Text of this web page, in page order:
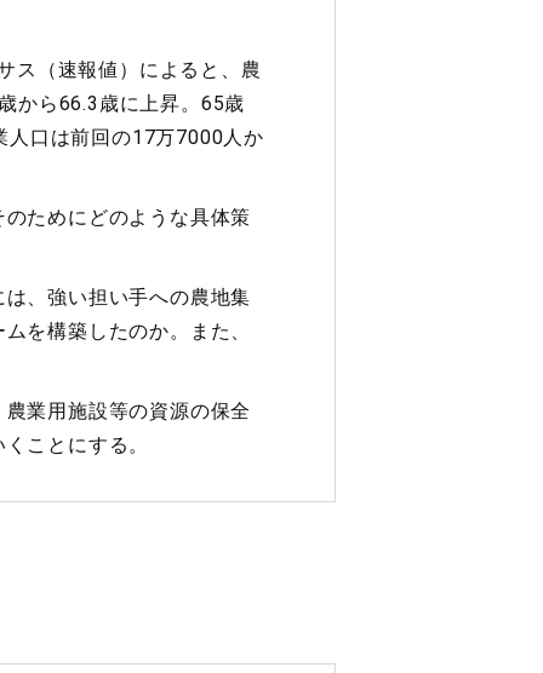
ス（速報値）によると、農
から66.3歳に上昇。65歳
人口は前回の17万7000人か
ためにどのような具体策
、強い担い手への農地集
を構築したのか。また、
業用施設等の資源の保全
ことにする。